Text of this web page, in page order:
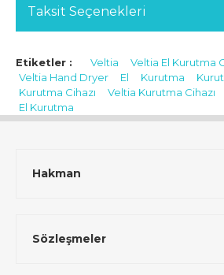
Taksit Seçenekleri
Etiketler : Veltia Veltia El Kurutma
Veltia Hand Dryer
El Kurutma
Kurutma Cihazı
Veltia Kurutma Cihazı
El Kurutma
Hakman
Sözleşmeler